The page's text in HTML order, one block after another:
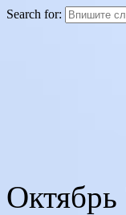
Search for:
Октябрь